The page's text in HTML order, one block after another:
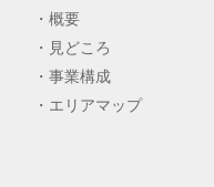
概要
見どころ
事業構成
エリアマップ